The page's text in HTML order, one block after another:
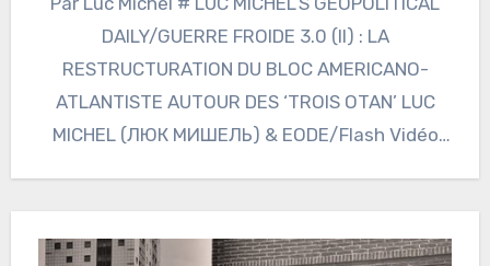
DAILY/GUERRE FROIDE 3.0 (II) : LA
RESTRUCTURATION DU BLOC AMERICANO-
ATLANTISTE AUTOUR DES ‘TROIS OTAN’ LUC
MICHEL (ЛЮК МИШЕЛЬ) & EODE/Flash Vidéo